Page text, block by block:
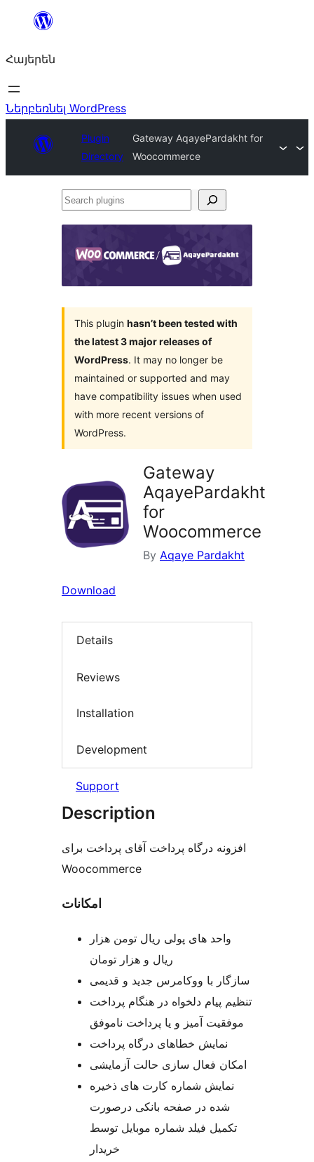
Անցնել
Հայերեն
Ներբեռնել WordPress
Plugin
Directory
Gateway AqayePardakht for
Woocommerce
Search
This plugin hasn’t been tested with
the latest 3 major releases of
WordPress. It may no longer be
maintained or supported and may
have compatibility issues when used
with more recent versions of
WordPress.
Gateway
AqayePardakht
for
Woocommerce
By Aqaye Pardakht
Download
Details
Reviews
Installation
Development
Support
Description
افزونه درگاه پرداخت آقای پرداخت برای
Woocommerce
امکانات
واحد های پولی ریال تومن هزار
ریال و هزار تومان
سازگار با ووکامرس جدید و قدیمی
تنظیم پیام دلخواه در هنگام پرداخت
موفقیت آمیز و یا پرداخت ناموفق
نمایش خطاهای درگاه پرداخت
امکان فعال سازی حالت آزمایشی
نمایش شماره کارت های ذخیره
شده در صفحه بانکی درصورت
تکمیل فیلد شماره موبایل توسط
خریدار